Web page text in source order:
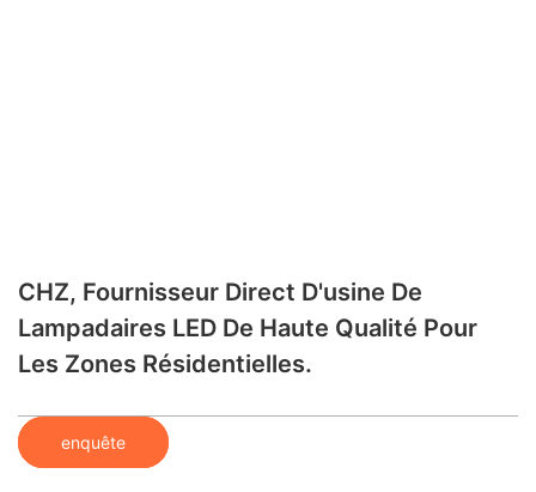
CHZ, Fournisseur Direct D'usine De
Lampadaires LED De Haute Qualité Pour
Les Zones Résidentielles.
enquête